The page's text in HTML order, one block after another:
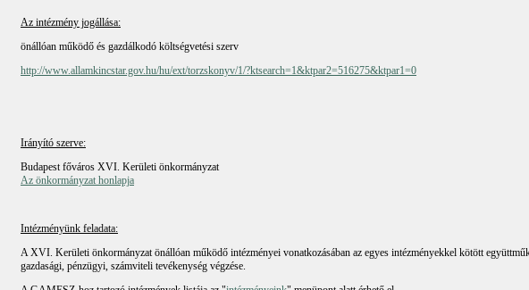
Az intézmény jogállása:
önállóan működő és gazdálkodó költségvetési szerv
http://www.allamkincstar.gov.hu/hu/ext/torzskonyv/1/?ktsearch=1&ktpar2=516275&ktpar1=0
Irányító szerve:
Budapest főváros XVI. Kerületi önkormányzat
Az önkormányzat honlapja
Intézményünk feladata:
A XVI. Kerületi önkormányzat önállóan működő intézményei vonatkozásában az egyes intézményekkel kötött
gazdasági, pénzügyi, számviteli tevékenység végzése.